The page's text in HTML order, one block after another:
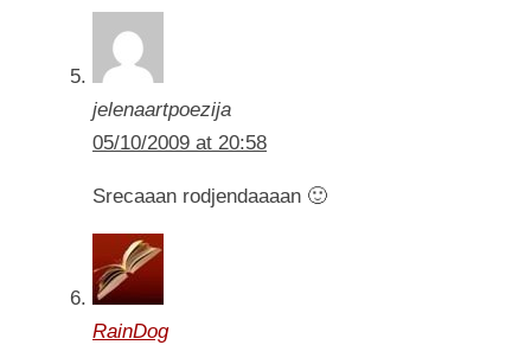
jelenaartpoezija
05/10/2009 at 20:58
Srecaaan rodjendaaaan 🙂
RainDog